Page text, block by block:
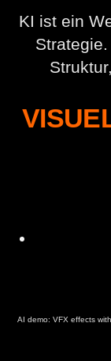
KI ist ein
AI demo: VFX effects